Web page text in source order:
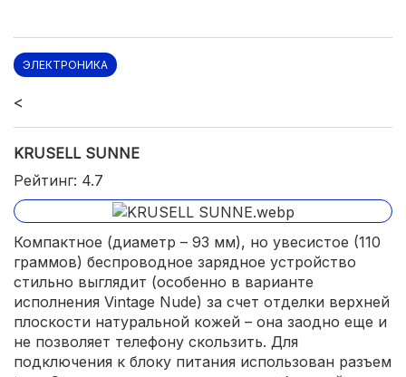
ЭЛЕКТРОНИКА
<
KRUSELL SUNNE
Рейтинг: 4.7
Компактное (диаметр – 93 мм), но увесистое (110
граммов) беспроводное зарядное устройство
стильно выглядит (особенно в варианте
исполнения Vintage Nude) за счет отделки верхней
плоскости натуральной кожей – она заодно еще и
не позволяет телефону скользить. Для
подключения к блоку питания использован разъем